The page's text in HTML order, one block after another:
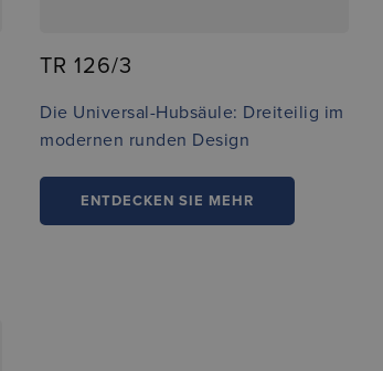
TR 126/3
Die Universal-Hubsäule: Dreiteilig im
modernen runden Design
ENTDECKEN SIE MEHR